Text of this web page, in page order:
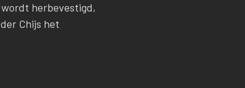
herbevestigd,
Chijs het